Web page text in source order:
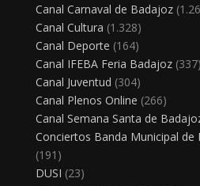
Canal Carnaval de Badajoz
Canal Cultura (1.328)
Canal Deporte (164)
Canal IFEBA Feria Badajoz(337)
Canal Juventud (304)
Canal Plenos Online (266)
Canal Semana Santa de
Conciertos Banda Municipal de
(191)
DUSI (23)